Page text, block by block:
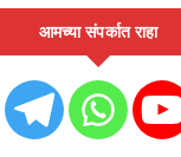
आमच्या संपर्कात राहा